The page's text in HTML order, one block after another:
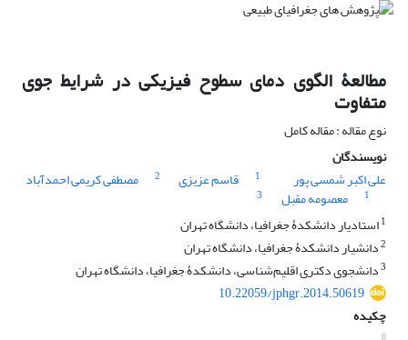
مطالعۀ الگوی دمای سطوح فیزیکی در شرایط جوی
متفاوت
نوع مقاله : مقاله کامل
نویسندگان
علی اکبر شمسی پور
1 قاسم عزیزی 2 مصطفی کریمی احمدآباد
1 معصومه مقبل
3
1استادیار دانشکدۀ جغرافیا، دانشگاه تهران
2دانشیار دانشکدۀ جغرافیا، دانشگاه تهران
3دانشجوی دکتری اقلیم‌شناسی، دانشکدۀ جغرافیا، دانشگاه تهران
10.22059/jphgr.2014.50619
چکیده